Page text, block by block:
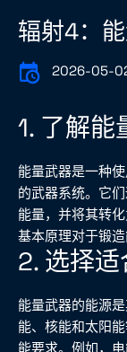
辐射4：
2026-05-
1. 了解能
能量武器是一种
的武器系统。它
能量，并将其转
基本原理对于锻造
2. 选择
能量武器的能源
能、核能和太阳
能要求。例如，